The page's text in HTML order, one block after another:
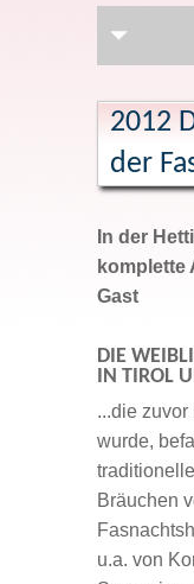
2012
der
In der
komplette
Gast
DIE
IN TIROL
...die
wurde,
Bräuchen
u.a. von